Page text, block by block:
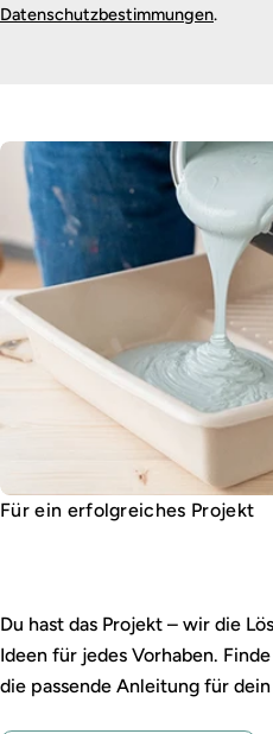
Datenschutzbestimmungen.
Für ein erfolgreiches Projekt
Du hast das Projekt – wir die
Ideen für jedes Vorhaben.
die passende Anleitung für